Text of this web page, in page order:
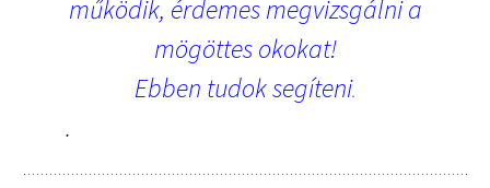
működik, érdemes megvizsgálni a
mögöttes okokat!
Ebben tudok segíteni.
.